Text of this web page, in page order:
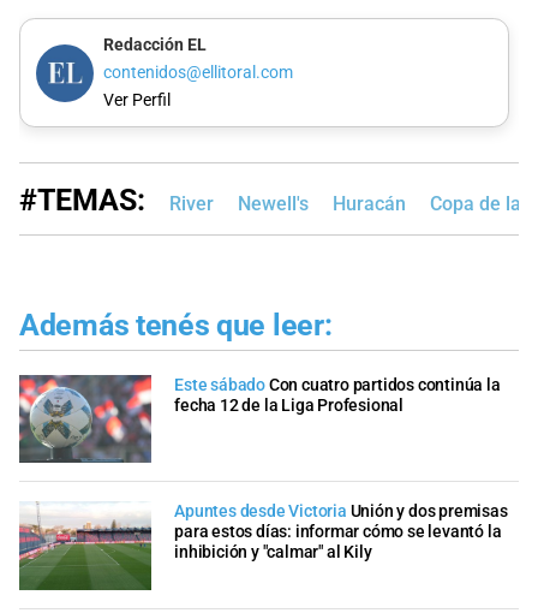
Redacción EL
contenidos@ellitoral.com
Ver Perfil
#TEMAS: River Newell's Huracán Copa de la
Además tenés que leer:
Este sábadoCon cuatro partidos continúa la
fecha 12 de la Liga Profesional
Apuntes desde Victoria Unión y dos premisas
para estos días: informar cómo se levantó la
inhibición y "calmar" al Kily